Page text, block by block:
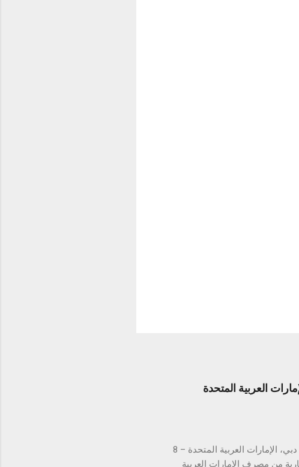
العربية المتحدة
لتستكمل بذلك الموافقات التنظيمية في كافة دول مجلس التعاون الخليجي دبي، الإمارات العربية المتحدة – 8
من مصرف الإمارات العربية